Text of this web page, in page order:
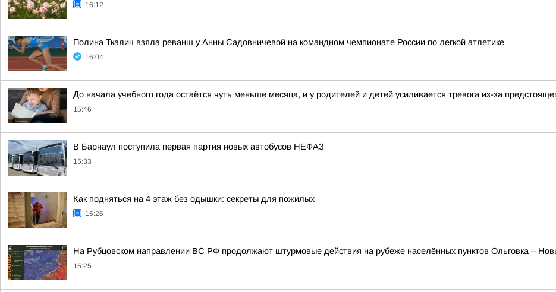
16:12
Полина Ткалич взяла реванш у Анны Садовничевой на командном чемпионате России по легкой атлетике
16:04
До начала учебного года остаётся чуть меньше месяца, и у родителей и детей усиливается тревога из-за
15:46
В Барнаул поступила первая партия новых автобусов НЕФАЗ
15:33
Как подняться на 4 этаж без одышки: секреты для пожилых
15:26
На Рубцовском направлении ВС РФ продолжают штурмовые действия на рубеже населённых пунктов Ольговка –
15:25